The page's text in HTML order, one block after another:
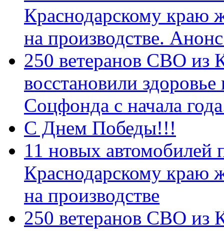
Краснодарскому краю
на производстве.
250 ветеранов СВО из
восстановили
Соцфонда с начала
С Днем Победы!!!
11 новых автомобилей
Краснодарскому краю
на производстве
250 ветеранов СВО из